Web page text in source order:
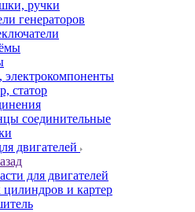
ручки
генераторов
электрокомпоненты
статор
соединительные
двигателей
для двигателей
цилиндров и картер